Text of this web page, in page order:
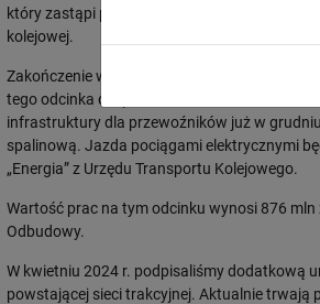
który zastąpi przejazd kolejowo-drogowy,
kolejowej.
Zakończenie wszystkich prac na odcinku
tego odcinka dla przewoźników w marcu
infrastruktury dla przewoźników już w
spalinową. Jazda pociągami elektrycznymi
„Energia” z Urzędu Transportu Kolejowego.
Wartość prac na tym odcinku wynosi 876
Odbudowy.
W kwietniu 2024 r. podpisaliśmy dodatkową
powstającej sieci trakcyjnej. Aktualnie trwają